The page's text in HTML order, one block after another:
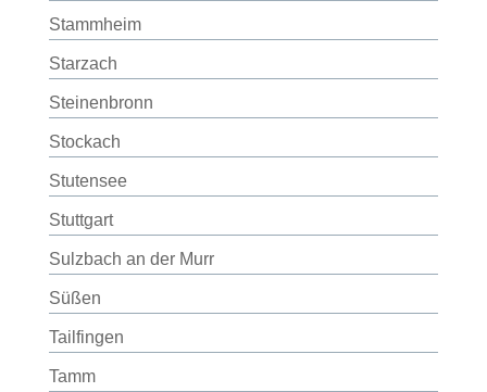
Stammheim
Starzach
Steinenbronn
Stockach
Stutensee
Stuttgart
Sulzbach an der Murr
Süßen
Tailfingen
Tamm